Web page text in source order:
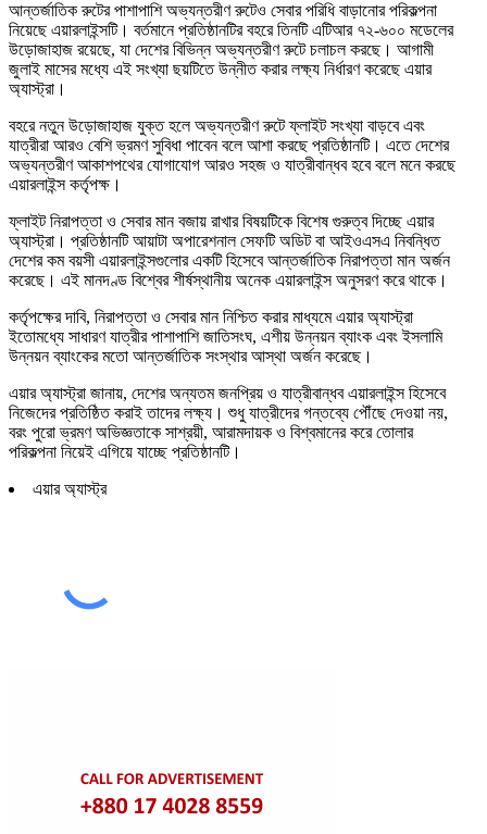
আন্তর্জাতিক রুটের পাশাপাশি অভ্যন্তরীণ রুটেও সেবার পরিধি বাড়ানোর পরিকল্পনা
নিয়েছে এয়ারলাইন্সটি। বর্তমানে প্রতিষ্ঠানটির বহরে তিনটি এটিআর ৭২-৬০০ মডেলের
উড়োজাহাজ রয়েছে, যা দেশের বিভিন্ন অভ্যন্তরীণ রুটে চলাচল করছে। আগামী
জুলাই মাসের মধ্যে এই সংখ্যা ছয়টিতে উন্নীত করার লক্ষ্য নির্ধারণ করেছে এয়ার
অ্যাস্ট্রা।
বহরে নতুন উড়োজাহাজ যুক্ত হলে অভ্যন্তরীণ রুটে ফ্লাইট সংখ্যা বাড়বে এবং
যাত্রীরা আরও বেশি ভ্রমণ সুবিধা পাবেন বলে আশা করছে প্রতিষ্ঠানটি। এতে দেশের
অভ্যন্তরীণ আকাশপথের যোগাযোগ আরও সহজ ও যাত্রীবান্ধব হবে বলে মনে করছে
এয়ারলাইন্স কর্তৃপক্ষ।
ফ্লাইট নিরাপত্তা ও সেবার মান বজায় রাখার বিষয়টিকে বিশেষ গুরুত্ব দিচ্ছে এয়ার
অ্যাস্ট্রা। প্রতিষ্ঠানটি আয়াটা অপারেশনাল সেফটি অডিট বা আইওএসএ নিবন্ধিত
দেশের কম বয়সী এয়ারলাইন্সগুলোর একটি হিসেবে আন্তর্জাতিক নিরাপত্তা মান অর্জন
করেছে। এই মানদণ্ড বিশ্বের শীর্ষস্থানীয় অনেক এয়ারলাইন্স অনুসরণ করে থাকে।
কর্তৃপক্ষের দাবি, নিরাপত্তা ও সেবার মান নিশ্চিত করার মাধ্যমে এয়ার অ্যাস্ট্রা
ইতোমধ্যে সাধারণ যাত্রীর পাশাপাশি জাতিসংঘ, এশীয় উন্নয়ন ব্যাংক এবং ইসলামি
উন্নয়ন ব্যাংকের মতো আন্তর্জাতিক সংস্থার আস্থা অর্জন করেছে।
এয়ার অ্যাস্ট্রা জানায়, দেশের অন্যতম জনপ্রিয় ও যাত্রীবান্ধব এয়ারলাইন্স হিসেবে
নিজেদের প্রতিষ্ঠিত করাই তাদের লক্ষ্য। শুধু যাত্রীদের গন্তব্যে পৌঁছে দেওয়া নয়,
বরং পুরো ভ্রমণ অভিজ্ঞতাকে সাশ্রয়ী, আরামদায়ক ও বিশ্বমানের করে তোলার
পরিকল্পনা নিয়েই এগিয়ে যাচ্ছে প্রতিষ্ঠানটি।
এয়ার অ্যাস্ট্র